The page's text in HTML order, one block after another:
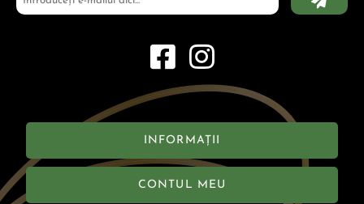
INFORMAȚII
CONTUL MEU